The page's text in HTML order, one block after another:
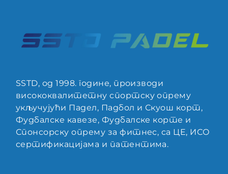
SSTD, од 1998. године, производи
висококвалитетну спортску опрему
укључујући Падел, Падбол и Скуош корт,
Фудбалске кавезе, Фудбалске корте и
Спонсорску опрему за фитнес, са ЦЕ, ИСО
сертификацијама и патентима.